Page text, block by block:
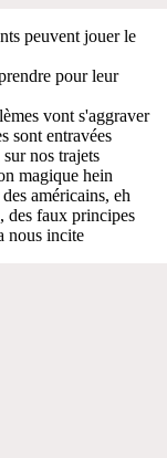
peuvent jouer le
pour leur
vont s'aggraver
sont entravées
nos trajets
magique hein
américains, eh
des faux principes
nous incite